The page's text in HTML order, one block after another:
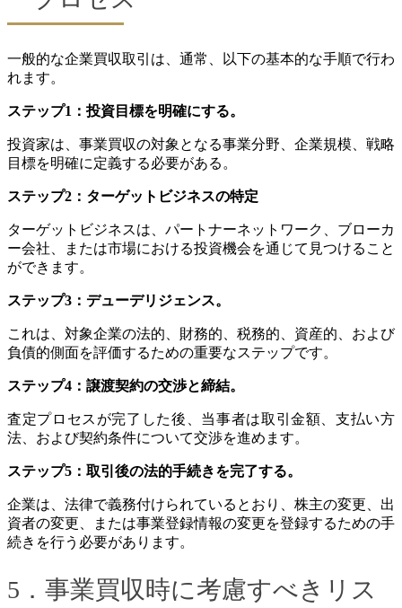
一般的な企業買収取引は、通常、以下の基本的な手順で行わ
れます。
ステップ1：投資目標を明確にする。
投資家は、事業買収の対象となる事業分野、企業規模、戦略
目標を明確に定義する必要がある。
ステップ2：ターゲットビジネスの特定
ターゲットビジネスは、パートナーネットワーク、ブローカ
ー会社、または市場における投資機会を通じて見つけること
ができます。
ステップ3：デューデリジェンス。
これは、対象企業の法的、財務的、税務的、資産的、および
負債的側面を評価するための重要なステップです。
ステップ4：譲渡契約の交渉と締結。
査定プロセスが完了した後、当事者は取引金額、支払い方
法、および契約条件について交渉を進めます。
ステップ5：取引後の法的手続きを完了する。
企業は、法律で義務付けられているとおり、株主の変更、出
資者の変更、または事業登録情報の変更を登録するための手
続きを行う必要があります。
5．事業買収時に考慮すべきリス